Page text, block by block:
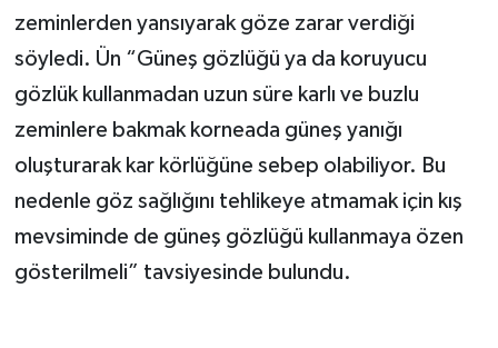
zeminlerden yansıyarak göze zarar verdiği
söyledi. Ün “Güneş gözlüğü ya da koruyucu
gözlük kullanmadan uzun süre karlı ve buzlu
zeminlere bakmak korneada güneş yanığı
oluşturarak kar körlüğüne sebep olabiliyor. Bu
nedenle göz sağlığını tehlikeye atmamak için kış
mevsiminde de güneş gözlüğü kullanmaya özen
gösterilmeli” tavsiyesinde bulundu.